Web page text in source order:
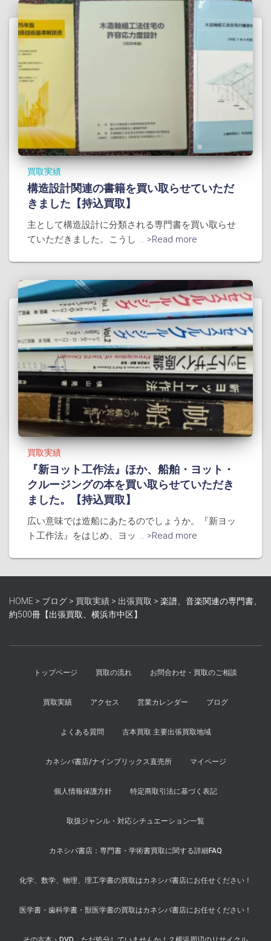
買取実績
構造設計関連の書籍を買い取らせていただ
きました【持込買取】
主として構造設計に分類される専門書を買い取らせ
ていただきました。こうし ... >Read more
買取実績
『新ヨット工作法』ほか、船舶・ヨット・
クルージングの本を買い取らせていただき
ました。【持込買取】
広い意味では造船にあたるのでしょうか。『新ヨッ
ト工作法』をはじめ、ヨッ ... >Read more
HOME > ブログ > 買取実績 > 出張買取 > 楽譜、音楽関連の専門書、
約500冊【出張買取、横浜市中区】
トップページ 買取の流れ お問合わせ・買取のご相談
買取実績 アクセス 営業カレンダー ブログ
よくある質問 古本買取 主要出張買取地域
カネシバ書店/ナインブリックス直売所 マイページ
個人情報保護方針 特定商取引法に基づく表記
取扱ジャンル・対応シチュエーション一覧
カネシバ書店：専門書・学術書買取に関する詳細FAQ
化学、数学、物理、理工学書の買取はカネシバ書店にお任せください！
医学書・歯科学書・獣医学書の買取はカネシバ書店にお任せください！